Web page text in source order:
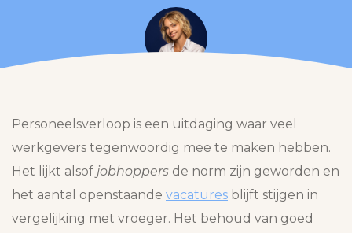
07-12-2023
Personeelsverloop is een uitdaging waar veel
werkgevers tegenwoordig mee te maken hebben.
Het lijkt alsof jobhoppers de norm zijn geworden en
het aantal openstaande vacatures blijft stijgen in
vergelijking met vroeger. Het behoud van goed